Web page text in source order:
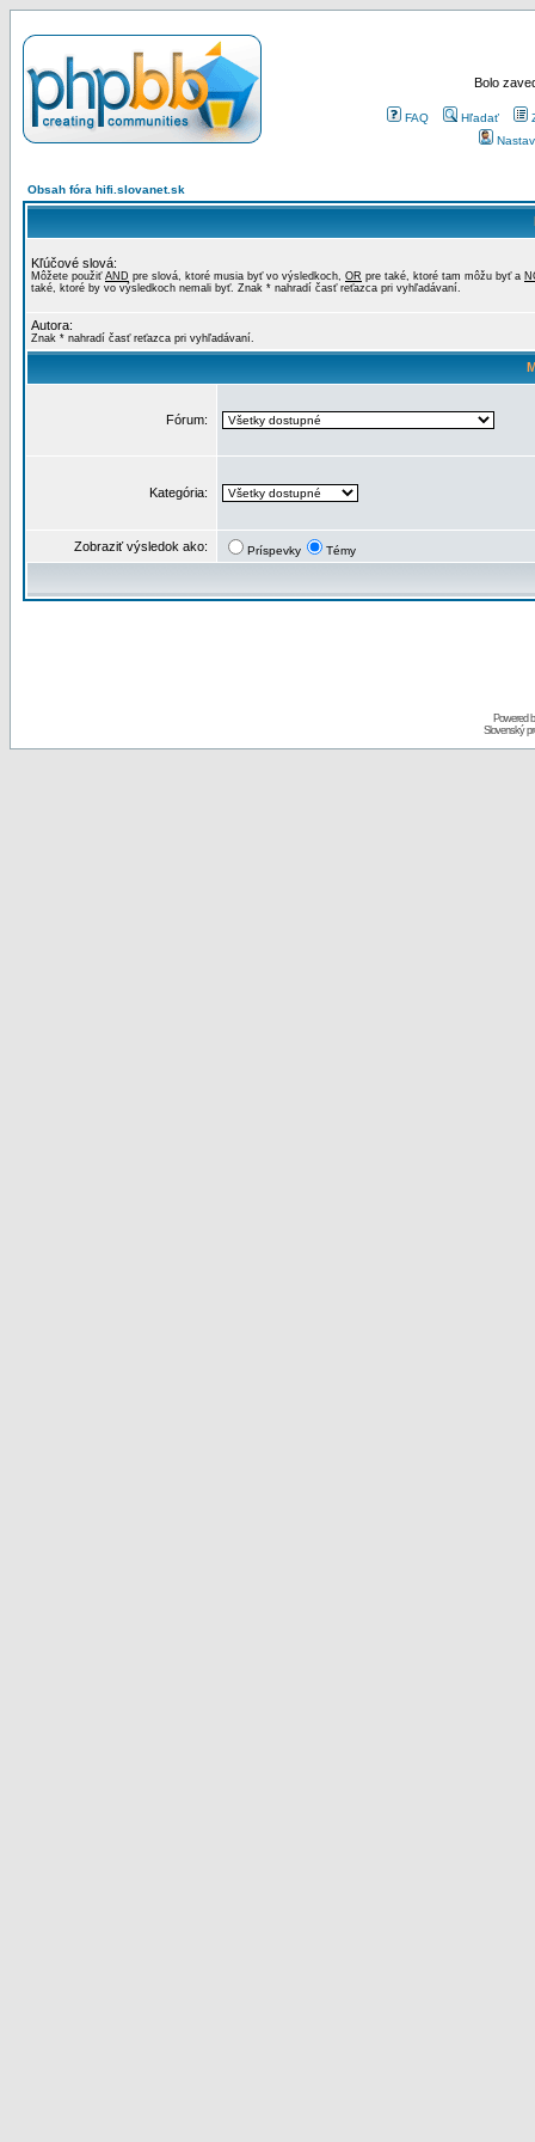
Bolo
FAQ Hľadať
Obsah fóra hifi.slovanet.sk
Kľúčové slová:
Môžete použiť AND pre slová, ktoré musia byť vo výsledkoch, OR pre také, ktoré tam môžu byť a
také, ktoré by vo výsledkoch nemali byť. Znak * nahradí časť reťazca pri vyhľadávaní.
Autora:
Znak * nahradí časť reťazca pri vyhľadávaní.
Fórum:
Kategória:
Zobraziť výsledok ako: Príspevky Témy
Powered
Slovenský